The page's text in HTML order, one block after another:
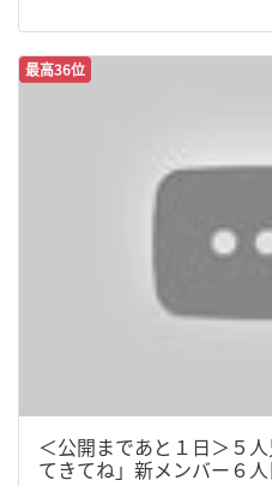
最高36位
＜公開まであと１日＞５
てきてね」新メンバー６